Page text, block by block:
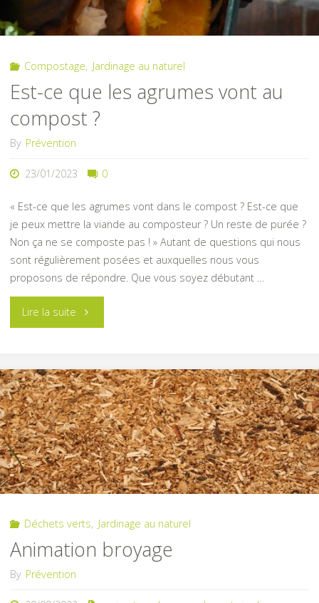
pas,
pensez
à
faire
vos
Compostage, Jardinage au naturel
Est-ce que les agrumes vont au
compost ?
By Prévention
23/01/2023 0
« Est-ce que les agrumes vont dans le compost ? Est-ce que
je peux mettre la viande au composteur ? Un reste de purée ?
Non ça ne se composte pas ! » Autant de questions qui nous
sont régulièrement posées et auxquelles nous vous
proposons de répondre. Que vous soyez débutant …
Lire la suite"Est-
que
les
agrumes
vont
au
compost
?"
Déchets verts, Jardinage au naturel
Animation broyage
By Prévention